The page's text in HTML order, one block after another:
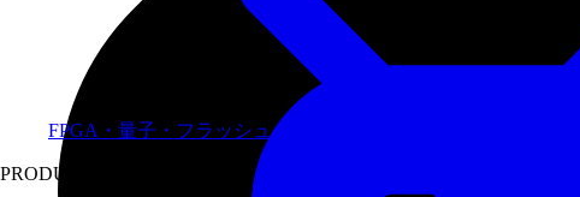
FPGA・量子・フラッシュメモリなど専門領域に特化したサー
PRODUCTS